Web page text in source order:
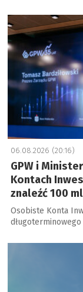
a
06.08.2026 (20:16)
GPW i
Kontach
znaleźć 100
Osobiste Konta
a